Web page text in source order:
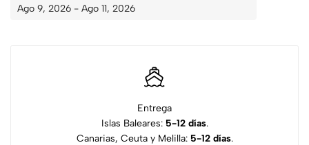
Ago 9, 2026 - Ago 11, 2026
Entrega
Islas Baleares: 5-12 días.
Canarias, Ceuta y Melilla: 5-12 días.